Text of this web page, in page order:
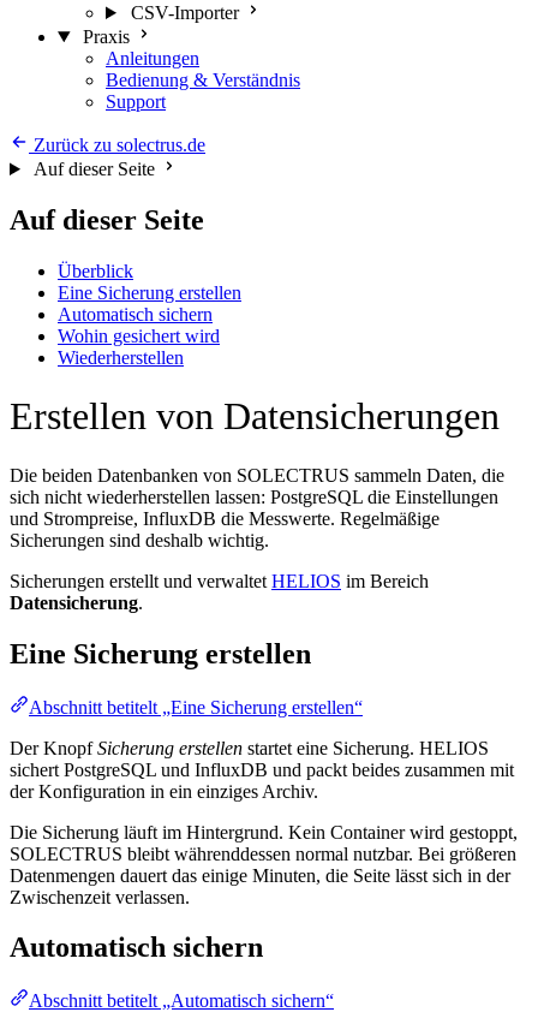
CSV-Importer
Praxis
Anleitungen
Bedienung & Verständnis
Support
Zurück zu solectrus.de
Auf dieser Seite
Auf dieser Seite
Überblick
Eine Sicherung erstellen
Automatisch sichern
Wohin gesichert wird
Wiederherstellen
Erstellen von Datensicherungen
Die beiden Datenbanken von SOLECTRUS sammeln Daten, die
sich nicht wiederherstellen lassen: PostgreSQL die Einstellungen
und Strompreise, InfluxDB die Messwerte. Regelmäßige
Sicherungen sind deshalb wichtig.
Sicherungen erstellt und verwaltet HELIOS im Bereich
Datensicherung.
Eine Sicherung erstellen
Abschnitt betitelt „Eine Sicherung erstellen“
Der KnopfSicherung erstellen startet eine Sicherung. HELIOS
sichert PostgreSQL und InfluxDB und packt beides zusammen mit
der Konfiguration in ein einziges Archiv.
Die Sicherung läuft im Hintergrund. Kein Container wird gestoppt,
SOLECTRUS bleibt währenddessen normal nutzbar. Bei größeren
Datenmengen dauert das einige Minuten, die Seite lässt sich in der
Zwischenzeit verlassen.
Automatisch sichern
Abschnitt betitelt „Automatisch sichern“